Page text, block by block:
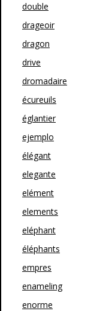
double
drageoir
dragon
drive
dromadaire
écureuils
églantier
ejemplo
élégant
elegante
elément
elements
eléphant
éléphants
empres
enameling
enorme